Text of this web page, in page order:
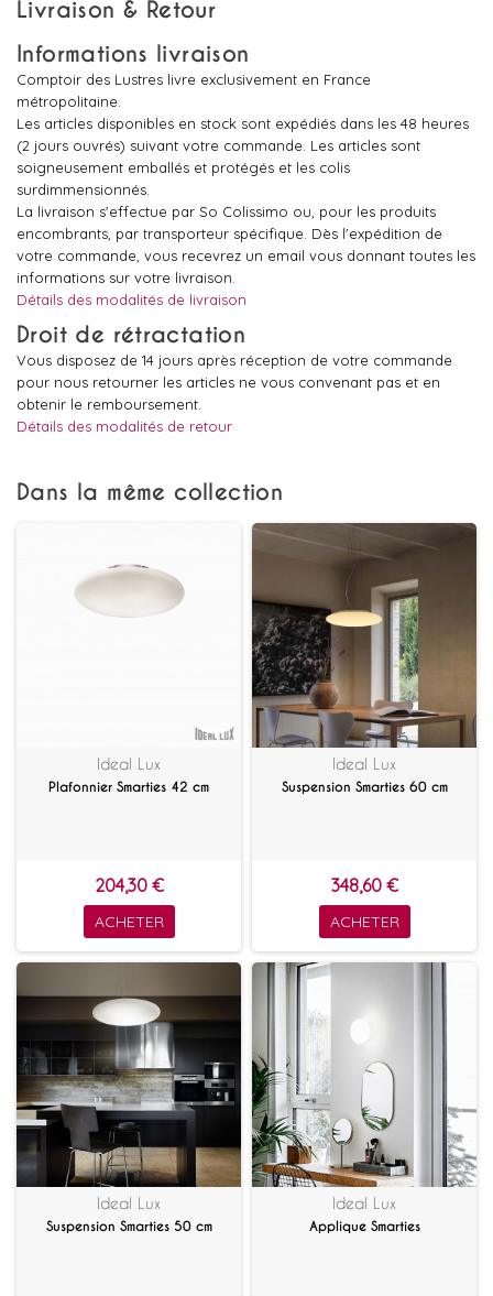
Livraison & Retour
Informations livraison
Comptoir des Lustres livre exclusivement en France
métropolitaine.
Les articles disponibles en stock sont expédiés dans les 48 heures
(2 jours ouvrés) suivant votre commande. Les articles sont
soigneusement emballés et protégés et les colis
surdimmensionnés.
La livraison s'effectue par So Colissimo ou, pour les produits
encombrants, par transporteur spécifique. Dès l'expédition de
votre commande, vous recevrez un email vous donnant toutes les
informations sur votre livraison.
Détails des modalités de livraison
Droit de rétractation
Vous disposez de 14 jours après réception de votre commande
pour nous retourner les articles ne vous convenant pas et en
obtenir le remboursement.
Détails des modalités de retour
Dans la même collection
Ideal Lux
Plafonnier Smarties 42 cm
204,30 €
ACHETER
Ideal Lux
Suspension Smarties 60 cm
348,60 €
ACHETER
Ideal Lux
Suspension Smarties 50 cm
Ideal Lux
Applique Smarties